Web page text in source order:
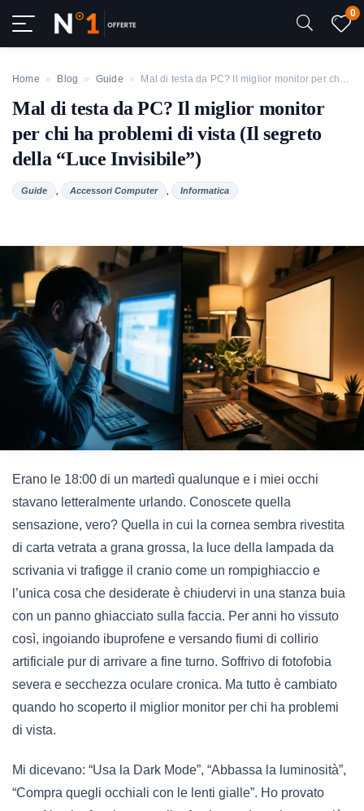
0
Home » Blog » Guide » Mal di testa da PC? Il miglior monitor per chi ha problemi di vista (Il segreto della “Luce Invisibile”)
Mal di testa da PC? Il miglior monitor
per chi ha problemi di vista (Il segreto
della “Luce Invisibile”)
Guide , Accessori Computer , Informatica
Erano le 18:00 di un martedì qualunque e i miei occhi
stavano letteralmente urlando. Conoscete quella
sensazione, vero? Quella in cui la cornea sembra rivestita
di carta vetrata a grana grossa, la luce della lampada da
scrivania vi trafigge il cranio come un rompighiaccio e
l’unica cosa che desiderate è chiudervi in una stanza buia
con un panno ghiacciato sulla faccia. Per anni ho vissuto
così, ingoiando ibuprofene e versando fiumi di collirio
artificiale pur di arrivare a fine turno. Soffrivo di fotofobia
severa e secchezza oculare cronica. Ma tutto è cambiato
quando ho scoperto il miglior monitor per chi ha problemi
di vista.
Mi dicevano: “Usa la Dark Mode”, “Abbassa la luminosità”,
“Compra quegli occhiali con le lenti gialle”. Ho provato